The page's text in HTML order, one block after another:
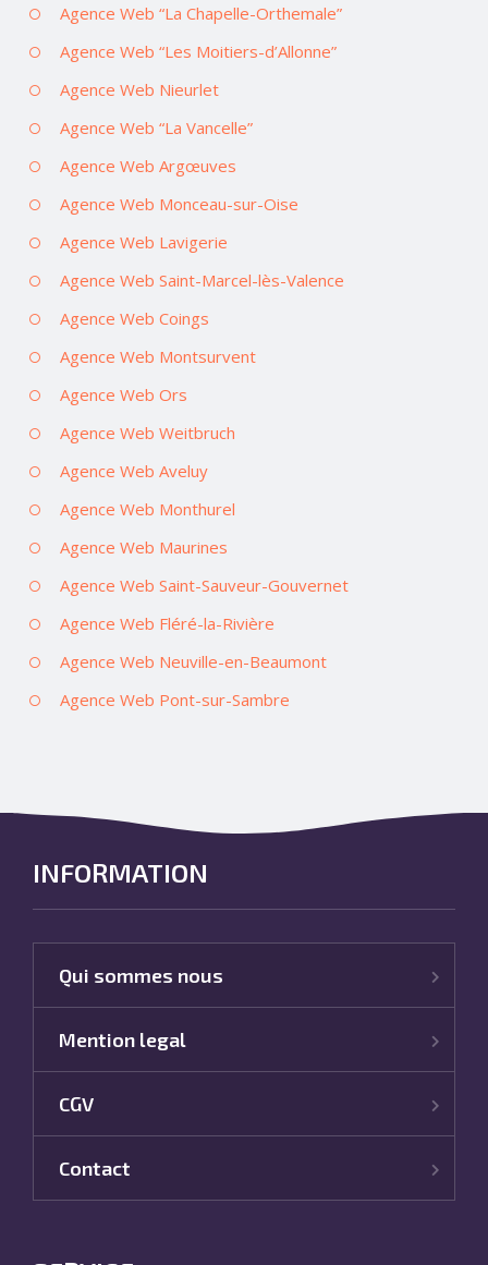
Agence Web “La Chapelle-Orthemale”
Agence Web “Les Moitiers-d’Allonne”
Agence Web Nieurlet
Agence Web “La Vancelle”
Agence Web Argœuves
Agence Web Monceau-sur-Oise
Agence Web Lavigerie
Agence Web Saint-Marcel-lès-Valence
Agence Web Coings
Agence Web Montsurvent
Agence Web Ors
Agence Web Weitbruch
Agence Web Aveluy
Agence Web Monthurel
Agence Web Maurines
Agence Web Saint-Sauveur-Gouvernet
Agence Web Fléré-la-Rivière
Agence Web Neuville-en-Beaumont
Agence Web Pont-sur-Sambre
INFORMATION
Qui sommes nous
Mention legal
CGV
Contact